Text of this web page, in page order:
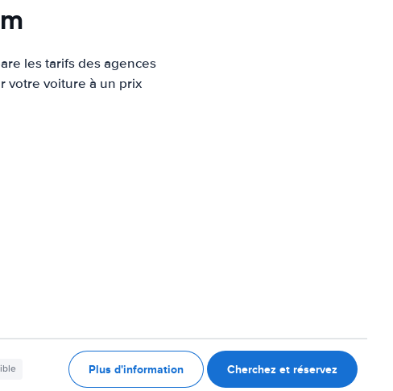
les tarifs des agences
votre voiture à un prix
Plus d'information Cherchez et réservez